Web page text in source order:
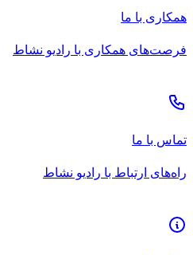
همکاری با ما
فرصت‌های همکاری با رادیو نشاط
تماس با ما
راه‌های ارتباط با رادیو نشاط